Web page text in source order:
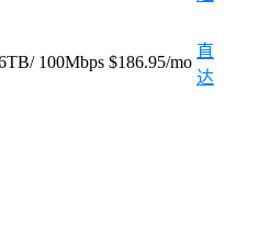
100Mbps $186.95/mo
直
达